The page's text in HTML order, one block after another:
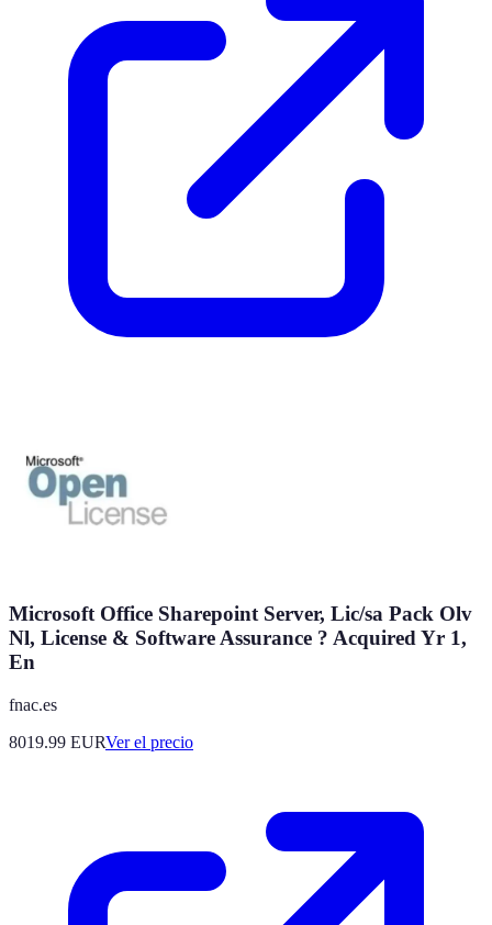
Microsoft Office Sharepoint Server, Lic/sa Pack Olv
Nl, License & Software Assurance ? Acquired Yr 1,
En
fnac.es
8019.99 EURVer el precio